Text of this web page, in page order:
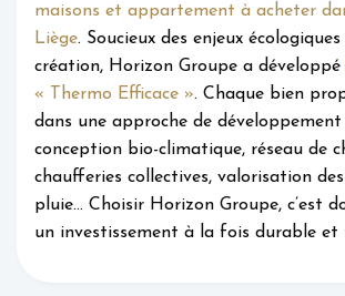
maisons et appartement à acheter
Liège. Soucieux des enjeux
création, Horizon Groupe a développé
« Thermo Efficace ». Chaque bien
dans une approche de
conception bio-climatique, réseau de
chaufferies collectives, valorisation
pluie… Choisir Horizon Groupe, c’est
un investissement à la fois durable et